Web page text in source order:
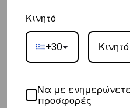
Ευρώπη
– Τα έξοδα αποστολής για όλο
– Η συνεργαζόμενη εταιρεία
– Οι χρόνοι παράδοσης
Κινητό
+30
Να με
προσφορές